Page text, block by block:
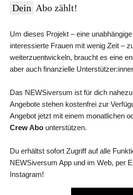
Dein Abo zählt!
Um dieses Projekt – eine
interessierte Frauen mit wenig Zeit –
weiterzuentwickeln, braucht es eine
aber auch finanzielle
Das NEWSiversum ist für dich
Angebote stehen kostenfrei zur
Angebot jetzt mit einem monatlichen
Crew Abo unterstützen.
Du erhältst sofort Zugriff auf alle
NEWSiversum App und im Web, per
Instagram!